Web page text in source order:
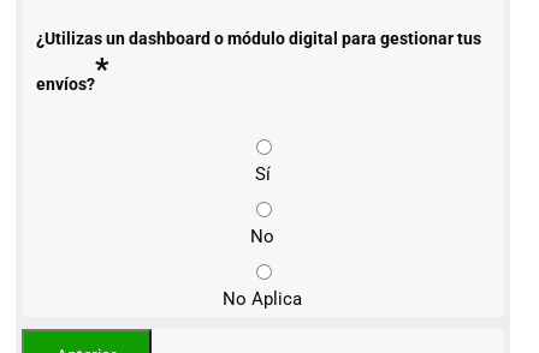
¿Utilizas un dashboard o módulo digital para gestionar tus
envíos?*
Sí
No
No Aplica